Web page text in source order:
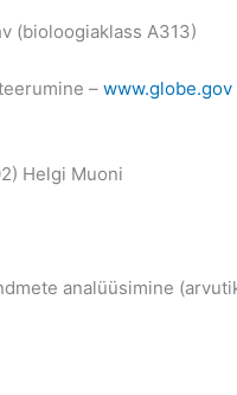
(bioloogiaklass A313)
–www.globe.gov
Helgi Muoni
analüüsimine